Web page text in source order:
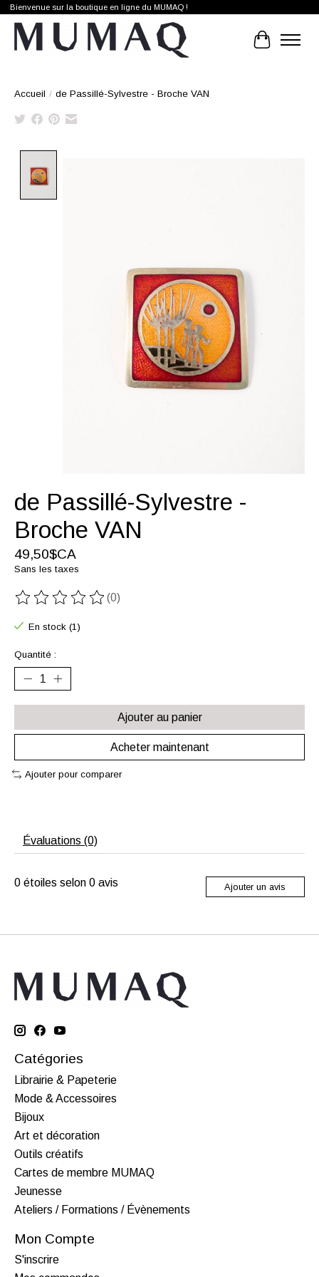
Bienvenue sur la boutique en ligne du MUMAQ !
Panier
Accueil / de Passillé-Sylvestre - Broche VAN
de Passillé-Sylvestre -
Broche VAN
49,50$CA
Sans les taxes
Ce produit est évalué à
(0)
En stock (1)
Quantité :
Ajouter au panier
Acheter maintenant
Ajouter pour comparer
Évaluations (0)
0 étoiles selon 0 avis Ajouter un avis
Catégories
Librairie & Papeterie
Mode & Accessoires
Bijoux
Art et décoration
Outils créatifs
Cartes de membre MUMAQ
Jeunesse
Ateliers / Formations / Évènements
Mon Compte
S'inscrire